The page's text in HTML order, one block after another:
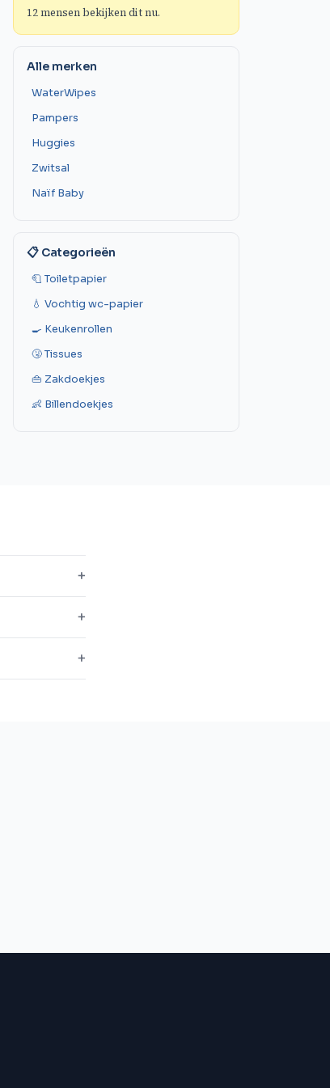
12mensen bekijken dit nu.
Alle merken
WaterWipes
Pampers
Huggies
Zwitsal
Naïf Baby
📋 Categorieën
🧻 Toiletpapier
💧 Vochtig wc-papier
🍳 Keukenrollen
🤧 Tissues
👜 Zakdoekjes
👶 Billendoekjes